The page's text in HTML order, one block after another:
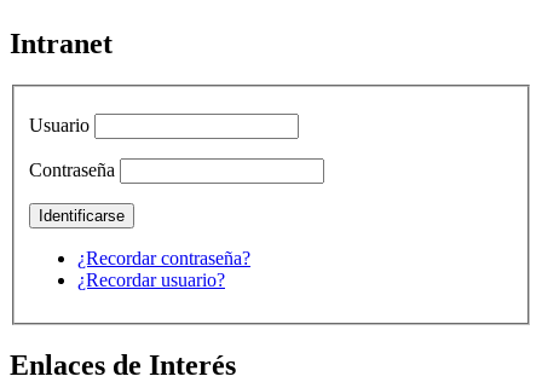
Intranet
Usuario
Contraseña
¿Recordar contraseña?
¿Recordar usuario?
Enlaces de Interés